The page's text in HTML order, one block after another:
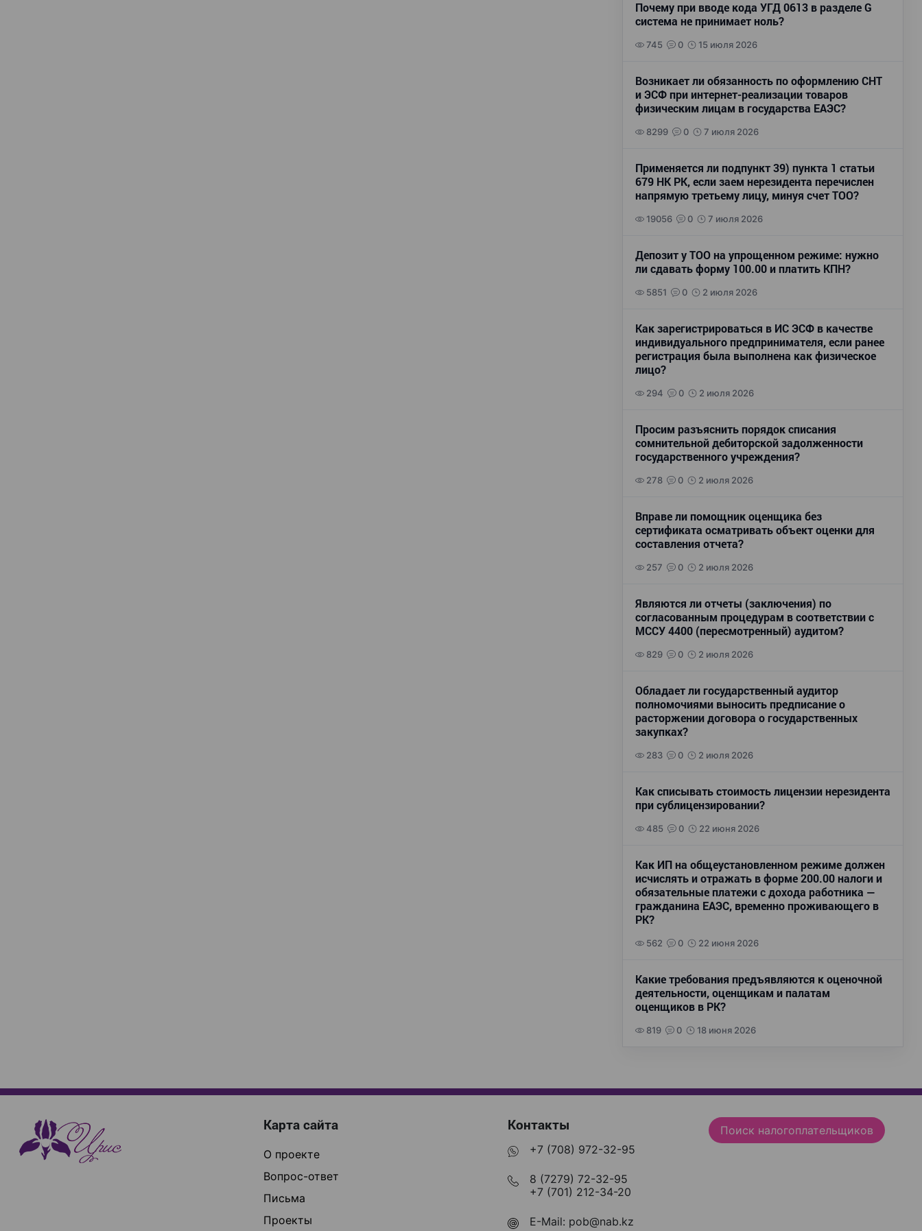
Почему при вводе кода УГД 0613 в разделе G
система не принимает ноль?
745 0 15 июля 2026
Возникает ли обязанность по оформлению СНТ
и ЭСФ при интернет-реализации товаров
физическим лицам в государства ЕАЭС?
8299 0 7 июля 2026
Применяется ли подпункт 39) пункта 1 статьи
679 НК РК, если заем нерезидента перечислен
напрямую третьему лицу, минуя счет ТОО?
19056 0 7 июля 2026
Депозит у ТОО на упрощенном режиме: нужно
ли сдавать форму 100.00 и платить КПН?
5851 0 2 июля 2026
Как зарегистрироваться в ИС ЭСФ в качестве
индивидуального предпринимателя, если ранее
регистрация была выполнена как физическое
лицо?
294 0 2 июля 2026
Просим разъяснить порядок списания
сомнительной дебиторской задолженности
государственного учреждения?
278 0 2 июля 2026
Вправе ли помощник оценщика без
сертификата осматривать объект оценки для
составления отчета?
257 0 2 июля 2026
Являются ли отчеты (заключения) по
согласованным процедурам в соответствии с
МССУ 4400 (пересмотренный) аудитом?
829 0 2 июля 2026
Обладает ли государственный аудитор
полномочиями выносить предписание о
расторжении договора о государственных
закупках?
283 0 2 июля 2026
Как списывать стоимость лицензии нерезидента
при сублицензировании?
485 0 22 июня 2026
Как ИП на общеустановленном режиме должен
исчислять и отражать в форме 200.00 налоги и
обязательные платежи с дохода работника —
гражданина ЕАЭС, временно проживающего в
РК?
562 0 22 июня 2026
Какие требования предъявляются к оценочной
деятельности, оценщикам и палатам
оценщиков в РК?
819 0 18 июня 2026
Карта сайта
О проекте
Вопрос-ответ
Письма
Проекты
Контакты
+7 (708) 972-32-95
8 (7279) 72-32-95
+7 (701) 212-34-20
E-Mail: pob@nab.kz
Поиск налогоплательщиков